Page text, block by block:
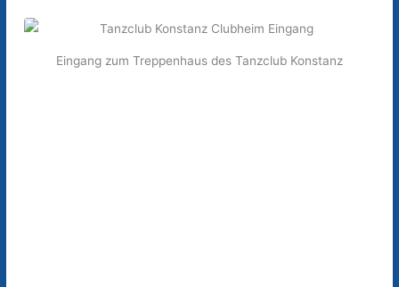
Eingang zum Treppenhaus des Tanzclub Konstanz